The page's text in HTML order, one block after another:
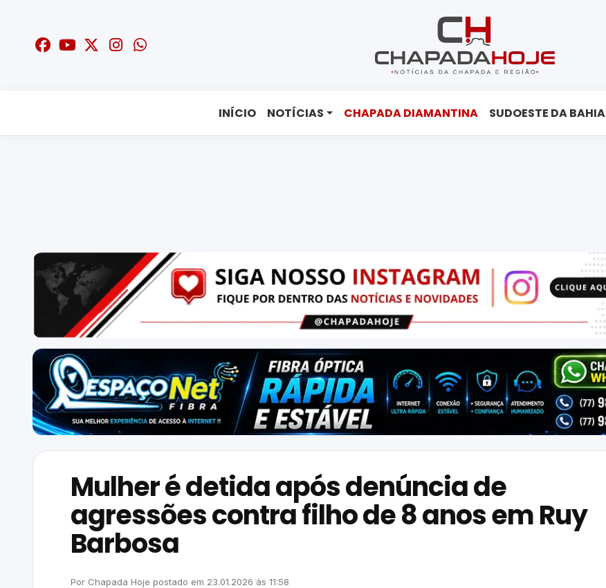
INÍCIO NOTÍCIAS CHAPADA DIAMANTINA SUDOESTE DA BAHIA
Mulher é detida após denúncia de
agressões contra filho de 8 anos em Ruy
Barbosa
Por Chapada Hoje postado em 23.01.2026 às 11:58